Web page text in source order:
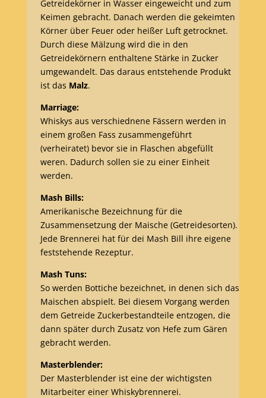
Getreidekörner in Wasser eingeweicht und zum
Keimen gebracht. Danach werden die gekeimten
Körner über Feuer oder heißer Luft getrocknet.
Durch diese Mälzung wird die in den
Getreidekörnern enthaltene Stärke in Zucker
umgewandelt. Das daraus entstehende Produkt
ist das Malz.
Marriage:
Whiskys aus verschiednene Fässern werden in
einem großen Fass zusammengeführt
(verheiratet) bevor sie in Flaschen abgefüllt
weren. Dadurch sollen sie zu einer Einheit
werden.
Mash Bills:
Amerikanische Bezeichnung für die
Zusammensetzung der Maische (Getreidesorten).
Jede Brennerei hat für dei Mash Bill ihre eigene
feststehende Rezeptur.
Mash Tuns:
So werden Bottiche bezeichnet, in denen sich das
Maischen abspielt. Bei diesem Vorgang werden
dem Getreide Zuckerbestandteile entzogen, die
dann später durch Zusatz von Hefe zum Gären
gebracht werden.
Masterblender:
Der Masterblender ist eine der wichtigsten
Mitarbeiter einer Whiskybrennerei.